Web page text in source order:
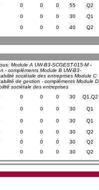
0 0 0 55 Q2
0 0 0 30 Q1
0 0 0 40 Q2
Module A UW-B3-SCGEST-015-M -
- compléments Module B UW-B3-
sociétale des entreprises Module C
de gestion - compléments Module D
sociétale des entreprises
0 0 0 30 Q1,Q2
0 0 0 30 Q1
0 0 0 30 Q1
0 0 0 30 Q2
0 0 0 30 Q2
0 0 0 30 Q2